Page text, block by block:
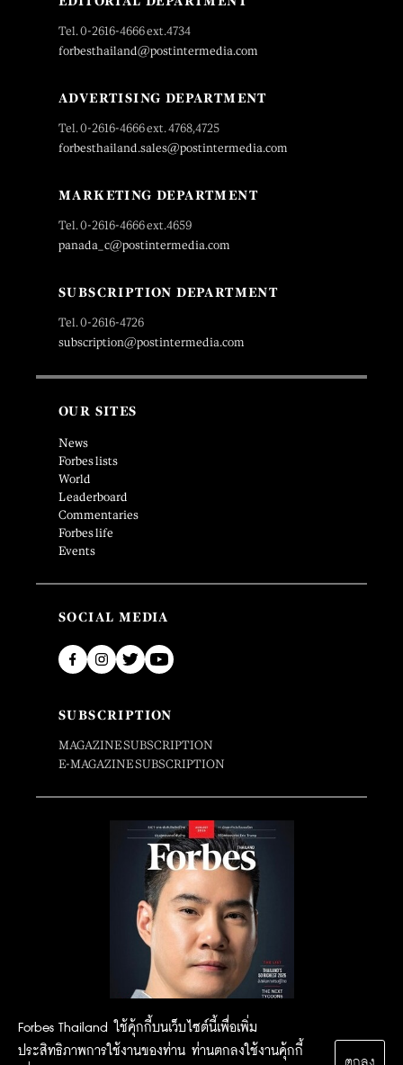
Forbes Thailand ใช้คุ้กกี้บนเว็บไซต์นี้เพื่อเพิ่ม
ประสิทธิภาพการใช้งานของท่าน ท่านตกลงใช้งานคุ้กกี้
Tel. 0-2616-4666 ext.4734
forbesthailand@postintermedia.com
ADVERTISING DEPARTMENT
Tel. 0-2616-4666 ext. 4768,4725
forbesthailand.sales@postintermedia.com
MARKETING DEPARTMENT
Tel. 0-2616-4666 ext.4659
panada_c@postintermedia.com
SUBSCRIPTION DEPARTMENT
Tel. 0-2616-4726
subscription@postintermedia.com
OUR SITES
News
Forbes lists
World
Leaderboard
Commentaries
Forbes life
Events
SOCIAL MEDIA
SUBSCRIPTION
MAGAZINE SUBSCRIPTION
E-MAGAZINE SUBSCRIPTION